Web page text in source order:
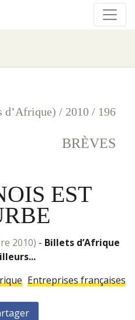
d’Afrique) / 2010 / 196
BRÈVES
EST
2010) - Billets d’Afrique
Entreprises françaises